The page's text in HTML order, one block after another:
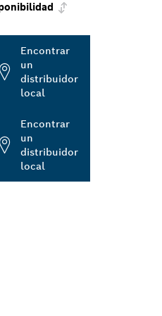
Encontrar
un
distribuidor
local
Encontrar
un
distribuidor
local